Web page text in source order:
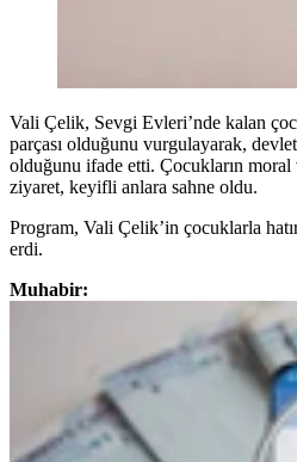
Vali Çelik, Sevgi Evleri’nde kalan
parçası olduğunu vurgulayarak,
olduğunu ifade etti. Çocukların moral
ziyaret, keyifli anlara sahne oldu.
Program, Vali Çelik’in çocuklarla
erdi.
Muhabir: